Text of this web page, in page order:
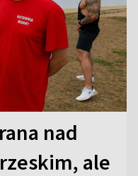
nad
ale